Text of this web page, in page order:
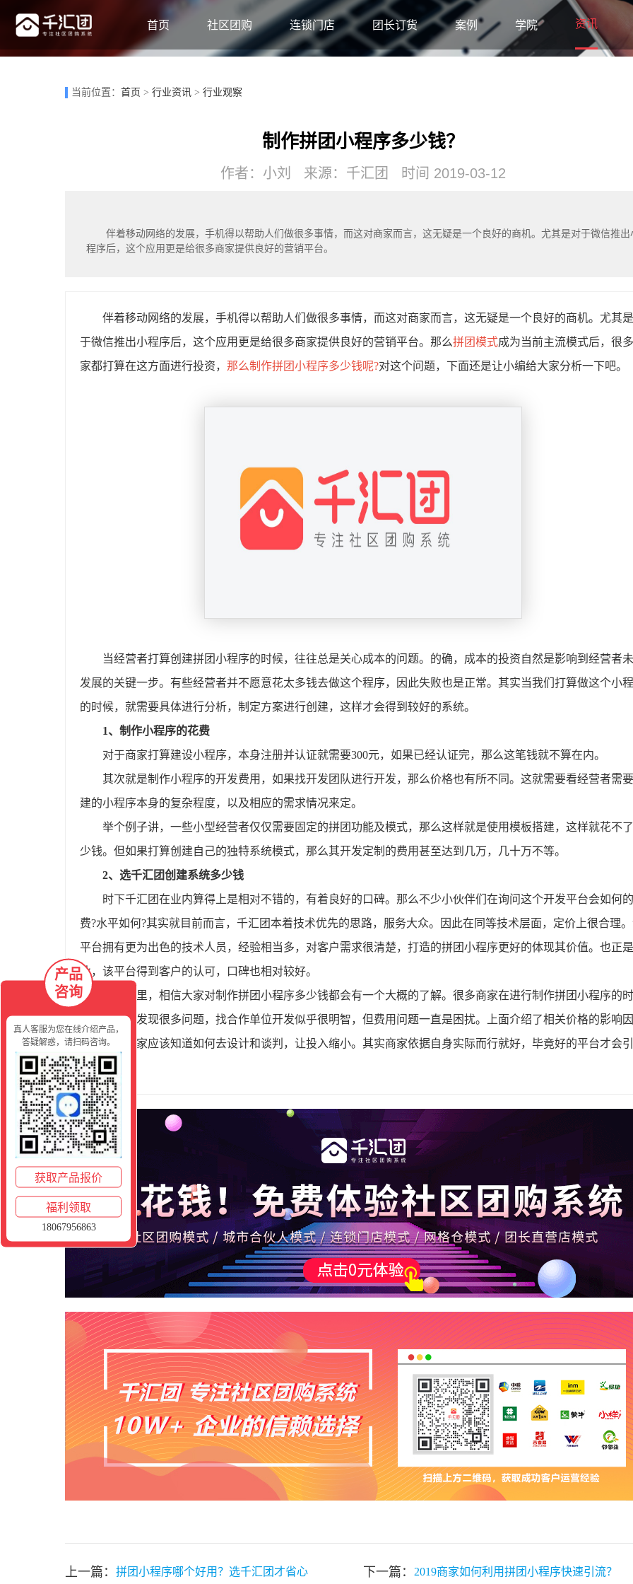
首页 社区团购 连锁门店 团长订货 案例 学院 资讯
产品
咨询
真人客服为您在线介绍产品，
答疑解惑，请扫码咨询。
获取产品报价
福利领取
18067956863
当前位置： 首页 > 行业资讯> 行业观察
制作拼团小程序多少钱？
作者：小刘 来源：千汇团 时间 2019-03-12
伴着移动网络的发展，手机得以帮助人们做很多事情，而这对商家而言，这无疑是一个良好的商机。尤其是对于微信推出
程序后，这个应用更是给很多商家提供良好的营销平台。
伴着移动网络的发展，手机得以帮助人们做很多事情，而这对商家而言，这无疑是一个良好的商机。尤其
于微信推出小程序后，这个应用更是给很多商家提供良好的营销平台。那么拼团模式成为当前主流模式后，很
家都打算在这方面进行投资， 那么制作拼团小程序多少钱呢?对这个问题，下面还是让小编给大家分析一下吧。
当经营者打算创建拼团小程序的时候，往往总是关心成本的问题。的确，成本的投资自然是影响到经营者
发展的关键一步。有些经营者并不愿意花太多钱去做这个程序，因此失败也是正常。其实当我们打算做这个小
的时候，就需要具体进行分析，制定方案进行创建，这样才会得到较好的系统。
1、制作小程序的花费
对于商家打算建设小程序，本身注册并认证就需要300元，如果已经认证完，那么这笔钱就不算在内。
其次就是制作小程序的开发费用，如果找开发团队进行开发，那么价格也有所不同。这就需要看经营者需要
建的小程序本身的复杂程度，以及相应的需求情况来定。
举个例子讲，一些小型经营者仅仅需要固定的拼团功能及模式，那么这样就是使用模板搭建，这样就花不
少钱。但如果打算创建自己的独特系统模式，那么其开发定制的费用甚至达到几万，几十万不等。
2、选千汇团创建系统多少钱
时下千汇团在业内算得上是相对不错的，有着良好的口碑。那么不少小伙伴们在询问这个开发平台会如何
费?水平如何?其实就目前而言，千汇团本着技术优先的思路，服务大众。因此在同等技术层面，定价上很合理
平台拥有更为出色的技术人员，经验相当多，对客户需求很清楚，打造的拼团小程序更好的体现其价值。也正
此，该平台得到客户的认可，口碑也相对较好。
说到这里，相信大家对制作拼团小程序多少钱都会有一个大概的了解。很多商家在进行制作拼团小程序的时
候，总是会发现很多问题，找合作单位开发似乎很明智，但费用问题一直是困扰。上面介绍了相关价格的影响因
素，那么大家应该知道如何去设计和谈判，让投入缩小。其实商家依据自身实际而行就好，毕竟好的平台才会
更多客户。
上一篇： 拼团小程序哪个好用？选千汇团才省心 下一篇： 2019商家如何利用拼团小程序快速引流？